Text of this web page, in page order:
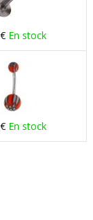
En stock
En stock